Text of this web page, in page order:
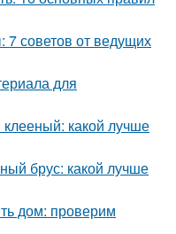
советов от ведущих
для
какой лучше
брус: какой лучше
дом: проверим